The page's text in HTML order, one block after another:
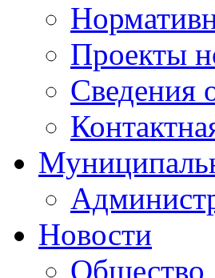
Проекты
Сведения
Новости
Общество